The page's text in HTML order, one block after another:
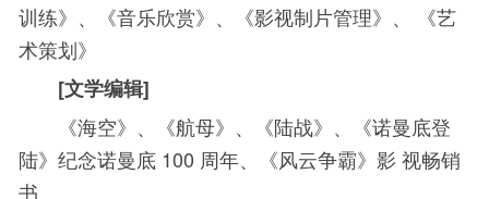
训练》、《音乐欣赏》、《影视制片管理》、
《艺
术策划》
[文学编辑]
《海空》、《航母》、《陆战》、《诺曼底登
陆》纪念诺曼底 100 周年、《风云争霸》影 视畅销
书